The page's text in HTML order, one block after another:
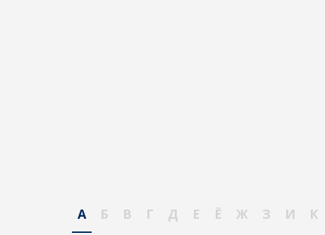
А Б В Г Д Е Ё Ж З И К